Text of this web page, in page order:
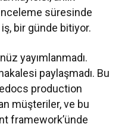
süresinde
bir günde bitiyor.
yayımlanmadı.
paylaşmadı. Bu
production
müşteriler, ve bu
framework’ünde